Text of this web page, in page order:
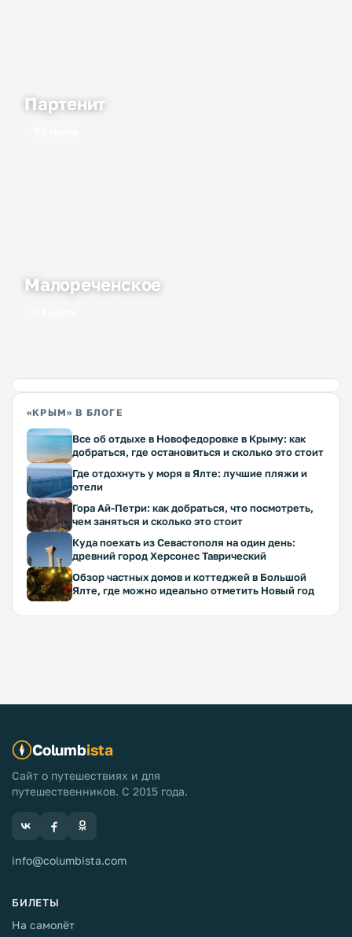
Партенит
Малореченское
«КРЫМ» В БЛОГЕ
Все об отдыхе в Новофедоровке в Крыму: как
добраться, где остановиться и сколько это стоит
Где отдохнуть у моря в Ялте: лучшие пляжи и
отели
Гора Ай-Петри: как добраться, что посмотреть,
чем заняться и сколько это стоит
Куда поехать из Севастополя на один день:
древний город Херсонес Таврический
Обзор частных домов и коттеджей в Большой
Ялте, где можно идеально отметить Новый год
Columbista
Сайт о путешествиях и для
путешественников. С 2015 года.
info@columbista.com
БИЛЕТЫ
На самолёт